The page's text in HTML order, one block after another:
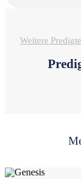
Weitere